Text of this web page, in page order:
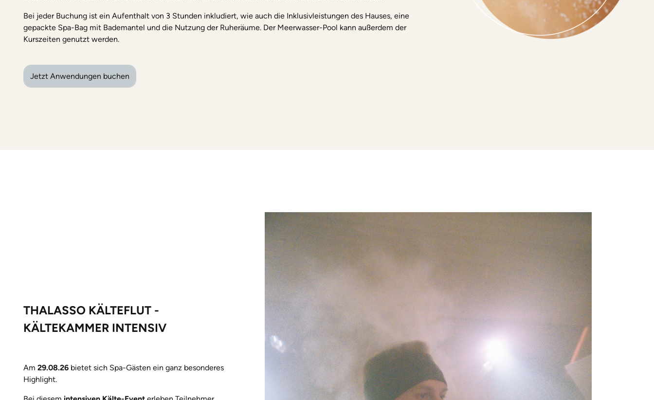
Bei jeder Buchung ist ein Aufenthalt von 3 Stunden inkludiert, wie auch die Inklusivleistungen des Hauses, eine
gepackte Spa-Bag mit Bademantel und die Nutzung der Ruheräume. Der Meerwasser-Pool kann außerdem der
Kurszeiten genutzt werden.
Jetzt Anwendungen buchen
THALASSO KÄLTEFLUT -
KÄLTEKAMMER INTENSIV
Am 29.08.26 bietet sich Spa-Gästen ein ganz besonderes
Highlight.